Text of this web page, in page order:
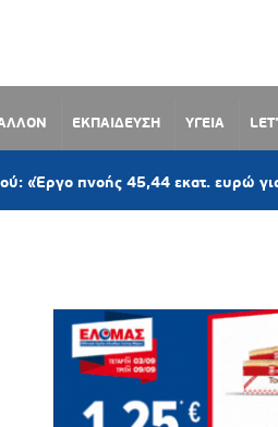
ΕΚΠΑΙΔΕΥΣΗ ΥΓΕΙΑ
45,44 εκατ. ευρώ για το